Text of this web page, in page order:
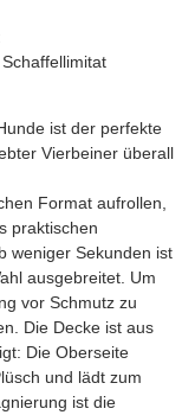
ist der perfekte
Vierbeiner überall
Format aufrollen,
praktischen
weniger Sekunden ist
ausgebreitet. Um
vor Schmutz zu
Die Decke ist aus
Die Oberseite
und lädt zum
ist die